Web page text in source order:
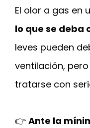
El olor a gas en
lo que se deba
leves pueden
ventilación,
tratarse con
👉 Ante la